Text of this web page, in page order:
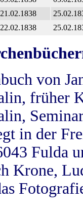
21.02.1838
22.02.1838
von
früher
in der
Fulda
Krone,